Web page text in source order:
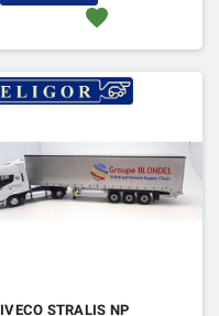
favorite
IVECO STRALIS NP